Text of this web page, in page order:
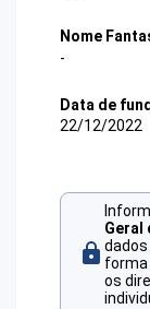
Nome
-
Data de
22/12/2022
Geral
forma
os